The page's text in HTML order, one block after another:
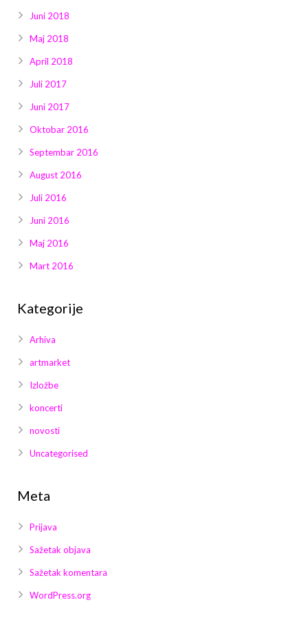
Juni 2018
Maj 2018
April 2018
Juli 2017
Juni 2017
Oktobar 2016
Septembar 2016
August 2016
Juli 2016
Juni 2016
Maj 2016
Mart 2016
Kategorije
Arhiva
artmarket
Izložbe
koncerti
novosti
Uncategorised
Meta
Prijava
Sažetak objava
Sažetak komentara
WordPress.org